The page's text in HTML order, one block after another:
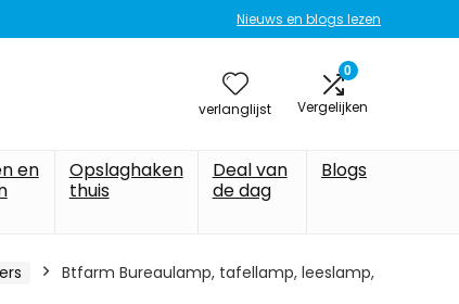
Nieuws en blogs lezen
verlanglijst
0
Vergelijken
en
Opslaghaken
thuis
Deal van
de dag
Blogs
Btfarm Bureaulamp, tafellamp, leeslamp,